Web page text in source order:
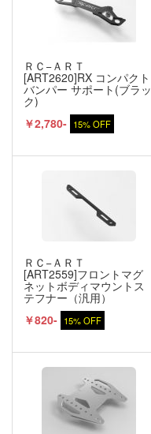
ＲＣ−ＡＲＴ
[ART2620]RX コンパクト
バンパー サポート(ブラッ
ク)
￥2,780- 15% OFF
ＲＣ−ＡＲＴ
[ART2559]フロントマグ
ネットボディマウントス
テフナー（汎用）
￥820- 15% OFF